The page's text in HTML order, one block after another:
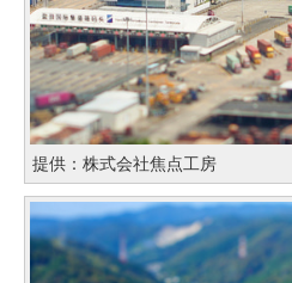
提供：株式会社焦点工房